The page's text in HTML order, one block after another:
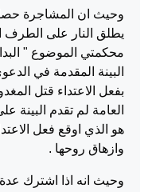
وحيث ان المشاجرة
يطلق النار على الطرف
محكمتي الموضوع "
البينة المقدمة في
بفعل الاعتداء قتل
العامة لم تقدم البينة
هو الذي اوقع فعل
وازهاق روحها .
وحيث انه اذا اشترك